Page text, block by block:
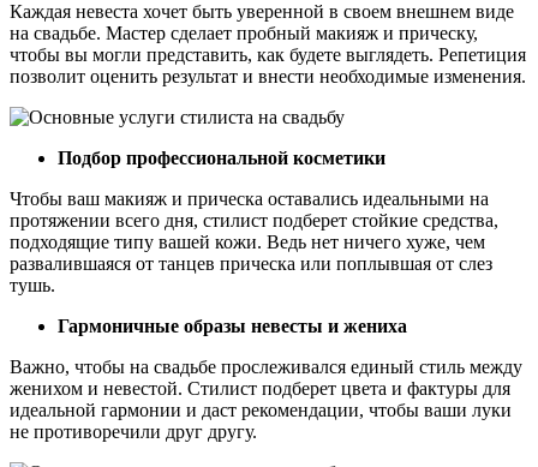
Каждая невеста хочет быть уверенной в своем внешнем виде
на свадьбе. Мастер сделает пробный макияж и прическу,
чтобы вы могли представить, как будете выглядеть. Репетиция
позволит оценить результат и внести необходимые изменения.
Подбор профессиональной косметики
Чтобы ваш макияж и прическа оставались идеальными на
протяжении всего дня, стилист подберет стойкие средства,
подходящие типу вашей кожи. Ведь нет ничего хуже, чем
развалившаяся от танцев прическа или поплывшая от слез
тушь.
Гармоничные образы невесты и жениха
Важно, чтобы на свадьбе прослеживался единый стиль между
женихом и невестой. Стилист подберет цвета и фактуры для
идеальной гармонии и даст рекомендации, чтобы ваши луки
не противоречили друг другу.